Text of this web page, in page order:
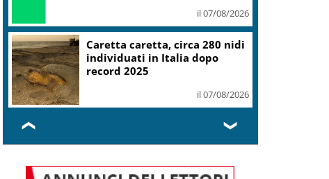
il 07/08/2026
Caretta caretta, circa 280 nidi
individuati in Italia dopo
record 2025
il 07/08/2026
❮ ❯